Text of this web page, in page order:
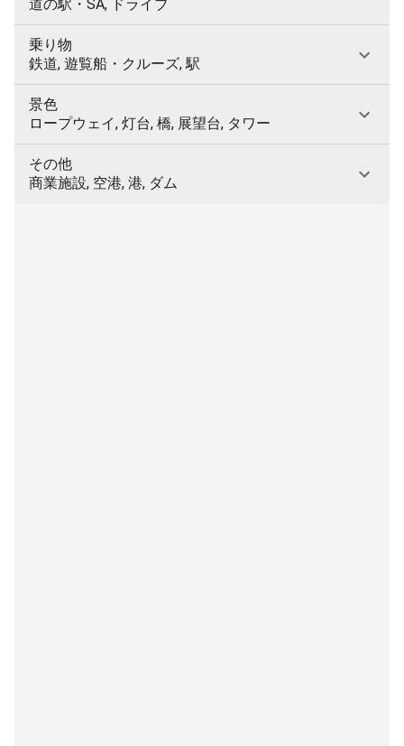
道の駅・SA, ドライブ
乗り物
鉄道, 遊覧船・クルーズ, 駅
景色
ロープウェイ, 灯台, 橋, 展望台, タワー
その他
商業施設, 空港, 港, ダム